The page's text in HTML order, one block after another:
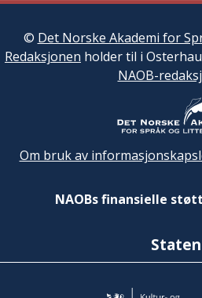
© Det Norske Akademi for
Redaksjonen holder til i
NAOB-
Om bruk av
NAOBs finansielle
Staten